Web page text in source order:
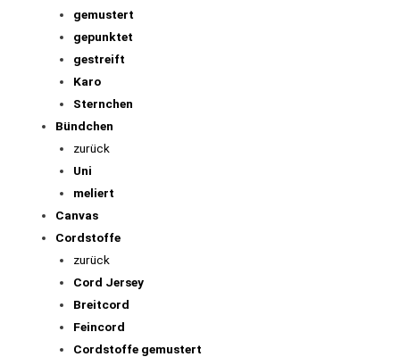
gemustert
gepunktet
gestreift
Karo
Sternchen
Bündchen
zurück
Uni
meliert
Canvas
Cordstoffe
zurück
Cord Jersey
Breitcord
Feincord
Cordstoffe gemustert